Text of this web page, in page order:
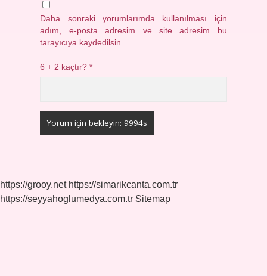
Daha sonraki yorumlarımda kullanılması için
adım, e-posta adresim ve site adresim bu
tarayıcıya kaydedilsin.
6 + 2 kaçtır?*
https://grooy.net https://simarikcanta.com.tr
https://seyyahoglumedya.com.tr Sitemap